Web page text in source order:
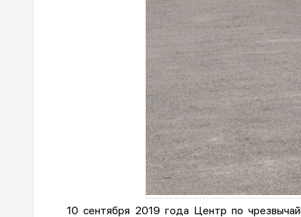
10 сентября 2019 года Центр по